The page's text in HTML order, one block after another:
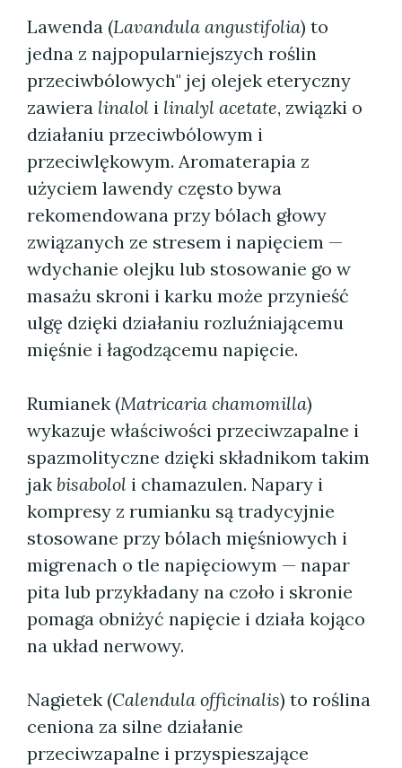
Lawenda (Lavandula angustifolia) to
jedna z najpopularniejszych roślin
przeciwbólowych" jej olejek eteryczny
zawiera linalol i linalyl acetate, związki o
działaniu przeciwbólowym i
przeciwlękowym. Aromaterapia z
użyciem lawendy często bywa
rekomendowana przy bólach głowy
związanych ze stresem i napięciem —
wdychanie olejku lub stosowanie go w
masażu skroni i karku może przynieść
ulgę dzięki działaniu rozluźniającemu
mięśnie i łagodzącemu napięcie.
Rumianek (Matricaria chamomilla)
wykazuje właściwości przeciwzapalne i
spazmolityczne dzięki składnikom takim
jak bisabolol i chamazulen. Napary i
kompresy z rumianku są tradycyjnie
stosowane przy bólach mięśniowych i
migrenach o tle napięciowym — napar
pita lub przykładany na czoło i skronie
pomaga obniżyć napięcie i działa kojąco
na układ nerwowy.
Nagietek (Calendula officinalis) to roślina
ceniona za silne działanie
przeciwzapalne i przyspieszające